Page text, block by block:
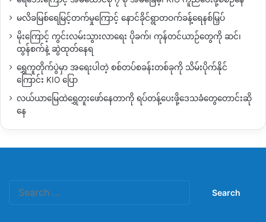
မလိခမြစ်ရေမြင့်တက်မှုကြောင့် နောင်ခိုင်ရွာတဝက်ခန့်ရေနစ်မြှပ်
မိုးကြောင့် ကွင်းလမ်းသွားလာရေး ပိုခက်၊ ကုန်တင်ယာဉ်တွေကို ဆင်၊
ထွန်စက်နဲ့ ဆွဲထုတ်နေရ
ရွှေကူတိုက်ပွဲမှာ အရေးပါတဲ့ စစ်တပ်စခန်းတစ်ခုကို သိမ်းပိုက်နိုင်
ကြောင်း KIO ပြော
လယ်ယာမြေထဲရွှေတူးဖော်နေတာကို ရပ်တန့်ပေးဖို့ဒေသခံတွေတောင်းဆို
နေ